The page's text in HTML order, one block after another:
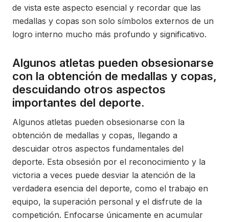
de vista este aspecto esencial y recordar que las
medallas y copas son solo símbolos externos de un
logro interno mucho más profundo y significativo.
Algunos atletas pueden obsesionarse
con la obtención de medallas y copas,
descuidando otros aspectos
importantes del deporte.
Algunos atletas pueden obsesionarse con la
obtención de medallas y copas, llegando a
descuidar otros aspectos fundamentales del
deporte. Esta obsesión por el reconocimiento y la
victoria a veces puede desviar la atención de la
verdadera esencia del deporte, como el trabajo en
equipo, la superación personal y el disfrute de la
competición. Enfocarse únicamente en acumular